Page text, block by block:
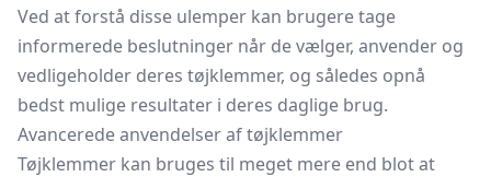
Ved at forstå disse ulemper kan brugere tage
informerede beslutninger når de vælger, anvender og
vedligeholder deres tøjklemmer, og således opnå
bedst mulige resultater i deres daglige brug.
Avancerede anvendelser af tøjklemmer
Tøjklemmer kan bruges til meget mere end blot at